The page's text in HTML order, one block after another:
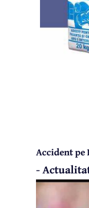
Accident pe
-